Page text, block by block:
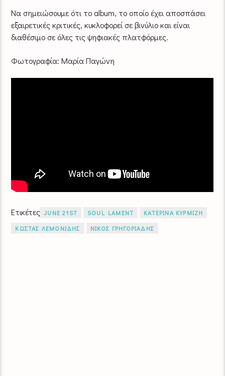
Να σημειώσουμε ότι το album, το οποίο έχει αποσπάσει
εξαιρετικές κριτικές, κυκλοφορεί σε βινύλιο και είναι
διαθέσιμο σε όλες τις ψηφιακές πλατφόρμες.
Φωτογραφία: Μαρία Παγώνη
Ετικέτες JUNE 21ST SOUL LAMENT
ΚΑΤΕΡΙΝΑ ΚΥΡΜΙΖΗ
ΚΩΣΤΑΣ ΛΕΜΟΝΙΔΗΣ
ΝΙΚΟΣ ΓΡΗΓΟΡΙΑΔΗΣ